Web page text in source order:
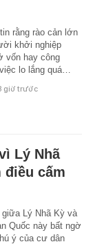
rằng rào cản lớn
khởi nghiệp
vốn hay công
lo lắng quá…
giờ trước
Lý Nhã
cấm
giữa Lý Nhã Kỳ và
Quốc này bất ngờ
ý của cư dân